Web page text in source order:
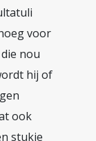
voor
nou
hij of
ook
stukje